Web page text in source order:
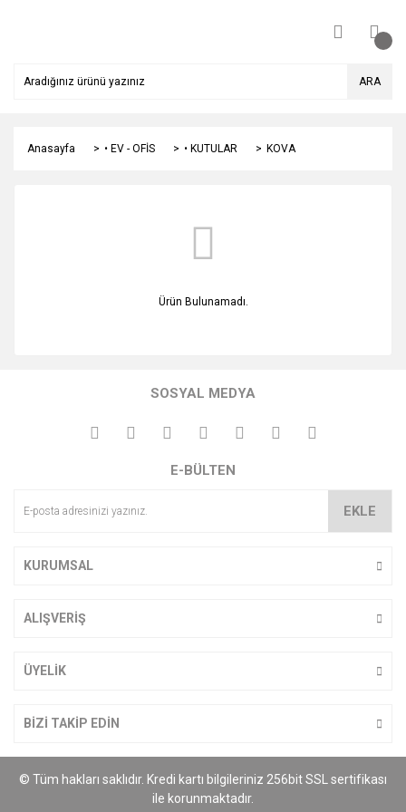
ARA
Anasayfa • EV - OFİS • KUTULAR KOVA
Ürün Bulunamadı.
SOSYAL MEDYA
E-BÜLTEN
EKLE
KURUMSAL
ALIŞVERİŞ
ÜYELİK
BİZİ TAKİP EDİN
© Tüm hakları saklıdır. Kredi kartı bilgileriniz 256bit SSL sertifikası
ile korunmaktadır.